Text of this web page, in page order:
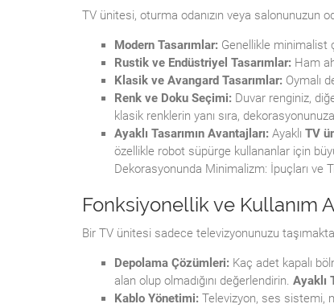
TV ünitesi, oturma odanızın veya salonunuzun
Modern Tasarımlar: Genellikle minimalist
Rustik ve Endüstriyel Tasarımlar: Ham
Klasik ve Avangard Tasarımlar: Oymalı
Renk ve Doku Seçimi: Duvar renginiz,
klasik renklerin yanı sıra,
Ayaklı Tasarımın Avantajları: Ayaklı TV
özellikle robot süpürge kullananlar için
Dekorasyonunda Minimalizm: İpuçları ve
Fonksiyonellik ve Kullanım
Bir TV ünitesi sadece televizyonunuzu
Depolama Çözümleri: Kaç adet kapalı
alan olup olmadığını değerlendirin. Ayaklı
Kablo Yönetimi: Televizyon, ses sistemi,